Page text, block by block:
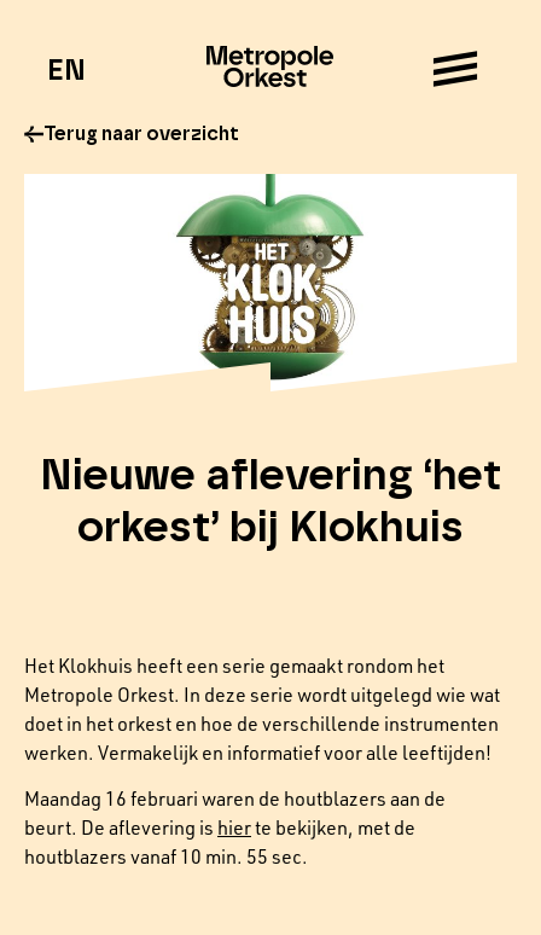
EN
Terug naar overzicht
Nieuwe aflevering ‘het
orkest’ bij Klokhuis
Het Klokhuis heeft een serie gemaakt rondom het
Metropole Orkest. In deze serie wordt uitgelegd wie wat
doet in het orkest en hoe de verschillende instrumenten
werken. Vermakelijk en informatief voor alle leeftijden!
Maandag 16 februari waren de houtblazers aan de
beurt. De aflevering is hierte bekijken, met de
houtblazers vanaf 10 min. 55 sec.